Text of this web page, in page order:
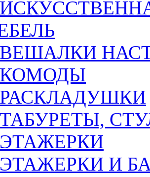
ВЕШАЛКИ
КОМОДЫ
РАСКЛАДУШКИ
ТАБУРЕТЫ,
ЭТАЖЕРКИ
ЭТАЖЕРКИ И